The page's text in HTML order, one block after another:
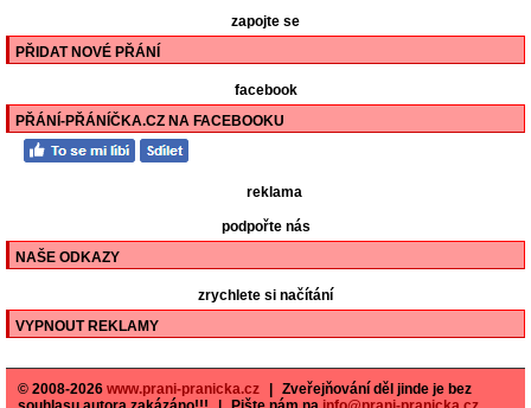
zapojte se
PŘIDAT NOVÉ PŘÁNÍ
facebook
PŘÁNÍ-PŘÁNÍČKA.CZ NA FACEBOOKU
reklama
podpořte nás
NAŠE ODKAZY
zrychlete si načítání
VYPNOUT REKLAMY
© 2008-2026 www.prani-pranicka.cz
Zveřejňování děl jinde je bez